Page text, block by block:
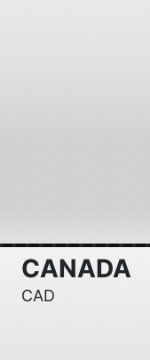
CANADA
CAD